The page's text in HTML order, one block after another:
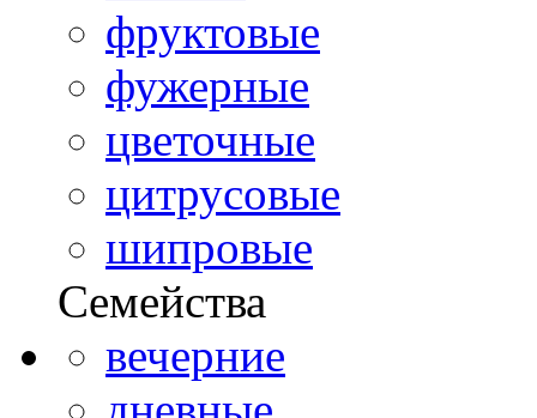
фруктовые
фужерные
цветочные
цитрусовые
шипровые
Семейства
вечерние